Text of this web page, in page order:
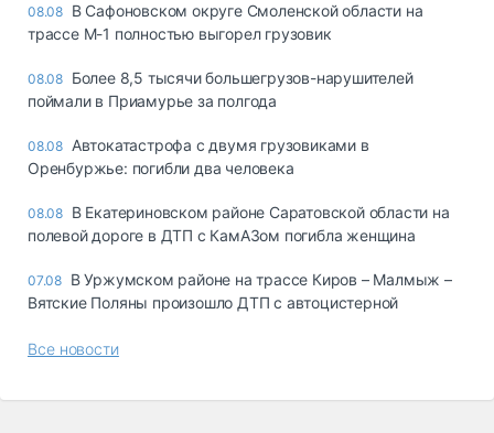
08.08 В Сафоновском округе Смоленской области на
трассе М-1 полностью выгорел грузовик
08.08 Более 8,5 тысячи большегрузов-нарушителей
поймали в Приамурье за полгода
08.08 Автокатастрофа с двумя грузовиками в
Оренбуржье: погибли два человека
08.08 В Екатериновском районе Саратовской области на
полевой дороге в ДТП с КамАЗом погибла женщина
07.08 В Уржумском районе на трассе Киров – Малмыж –
Вятские Поляны произошло ДТП с автоцистерной
Все новости